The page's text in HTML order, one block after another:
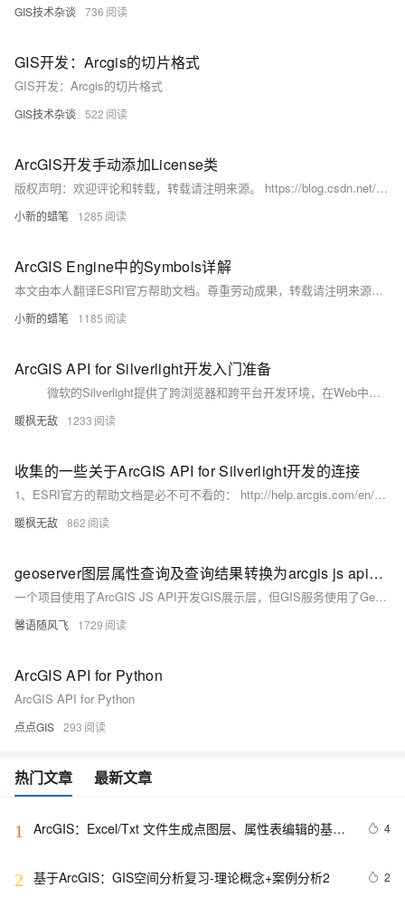
GIS技术杂谈 736
GIS开发：Arcgis的切片格式
GIS开发：Arcgis的切片格式
GIS技术杂谈 522
ArcGIS开发手动添加License类
版权声明：欢迎评论和转载，转载请注明来源。 https://blog.csdn.net/zy332719794/article/details/43699511 第一步： 在工程中添加类： 类文件名“LicenseInitializer.
小新的蜡笔 1285
ArcGIS Engine中的Symbols详解
本文由本人翻译ESRI官方帮助文档。尊重劳动成果，转载请注明来源。 Symbols ArcObjects用了三种类型的Symbol（符号样式）来绘制图形特征：marker symbols（标记符号），line symbols（线符号），和fill symbols（填充符号）。
小新的蜡笔 1185
ArcGIS API for Silverlight开发入门准备
微软的Silverlight提供了跨浏览器和跨平台开发环境，在Web中可用于创建和展现富互联网应用（RIA，Rich Internet Application）。
暖枫无敌 1233
收集的一些关于ArcGIS API for Silverlight开发的连接
1、ESRI官方的帮助文档是必不可不看的： http://help.arcgis.com/en/webapi/silverlight/help/index.
暖枫无敌 862
geoserver图层属性查询及查询结果转换为arcgis js api能使用的格式
一个项目使用了ArcGIS JS API开发GIS展示层，但GIS服务使用了Geoserver，这时加载Geoserver数据和查询数据就和之前完全不一样了，以下介绍下我使用ArcGIS JS API+Geoserver开发过程中解决Geoserver图层属性查询的一个方案。
馨语随风飞 1729
ArcGIS API for Python
ArcGIS API for Python
点点GIS 293
热门文章 最新文章
1
ArcGIS：Excel/Txt 文件生成点图层、属性表编辑的基本
的字段计算器的使用
4
2 基于ArcGIS：GIS空间分析复习-理论概念+案例分析2 2